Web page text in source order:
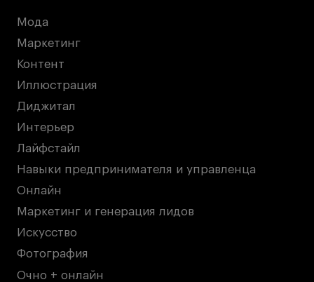
Мода
Маркетинг
Контент
Иллюстрация
Диджитал
Интерьер
Лайфстайл
Навыки предпринимателя и управленца
Онлайн
Маркетинг и генерация лидов
Искусство
Фотография
Очно + онлайн